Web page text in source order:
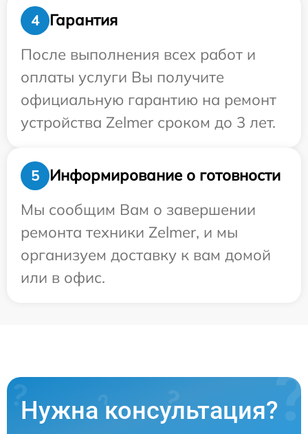
4
Гарантия
После выполнения всех работ и
оплаты услуги Вы получите
официальную гарантию на ремонт
устройства Zelmer сроком до 3 лет.
5
Информирование о готовности
Мы сообщим Вам о завершении
ремонта техники Zelmer, и мы
организуем доставку к вам домой
или в офис.
Нужна консультация?